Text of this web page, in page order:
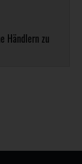
Händlern zu